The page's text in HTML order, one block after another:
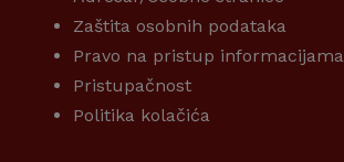
Zaštita osobnih podataka
Pravo na pristup informacijama
Pristupačnost
Politika kolačića